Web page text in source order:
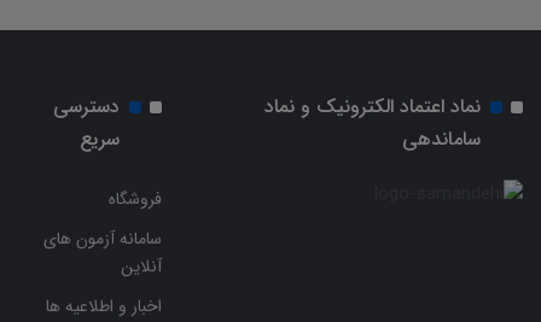
نماد اعتماد الکترونیک و نماد
ساماندهی
دسترسی
سریع
فروشگاه
سامانه آزمون های
آنلاین
اخبار و اطلاعیه ها